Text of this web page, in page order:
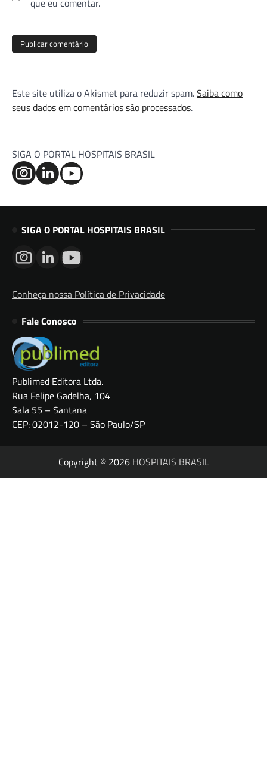
Este site utiliza o Akismet para reduzir spam.Saiba como
seus dados em comentários são processados.
SIGA O PORTAL HOSPITAIS BRASIL
SIGA O PORTAL HOSPITAIS BRASIL
Conheça nossa Política de Privacidade
Fale Conosco
Publimed Editora Ltda.
Rua Felipe Gadelha, 104
Sala 55 – Santana
CEP: 02012-120 – São Paulo/SP
Copyright © 2026 HOSPITAIS BRASIL